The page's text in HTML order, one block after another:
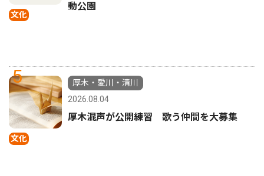
文化
動公園
5
文化
厚木・愛川・清川
2026.08.04
厚木混声が公開練習 歌う仲間を大募集